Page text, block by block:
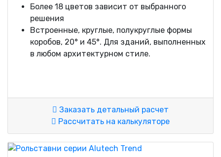
Более 18 цветов зависит от выбранного
решения
Встроенные, круглые, полукруглые формы
коробов, 20° и 45°. Для зданий, выполненных
в любом архитектурном стиле.
Заказать детальный расчет
Рассчитать на калькуляторе